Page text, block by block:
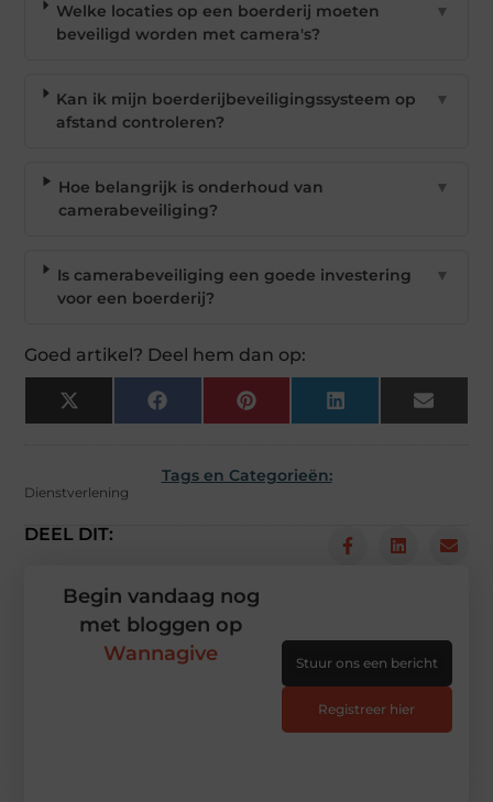
Welke locaties op een boerderij moeten
beveiligd worden met camera's?
▼
Kan ik mijn boerderijbeveiligingssysteem op
afstand controleren?
▼
Hoe belangrijk is onderhoud van
camerabeveiliging?
▼
Is camerabeveiliging een goede investering
voor een boerderij?
▼
Goed artikel? Deel hem dan op:
X
(Twitter)
Facebook Pinterest LinkedIn Email
Tags en Categorieën:
Dienstverlening
DEEL DIT:
Begin vandaag nog
met bloggen op
Wannagive
Stuur ons een bericht
Registreer hier